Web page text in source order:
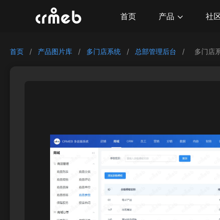
首页 产品 社
首页 / 产品图片库 / 多门店系统 / 总部管理后台 / 多门店